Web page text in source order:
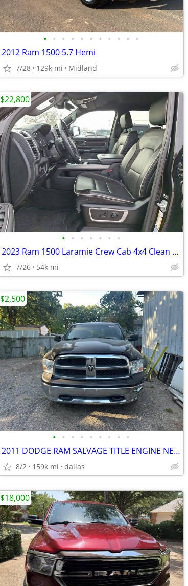
• • • • • • • • • • •
2012 Ram 1500 5.7 Hemi
7/28 129k mi Midland
• • • • • • •
2023 Ram 1500 Laramie Crew Cab 4x4 Clean Low Miles
7/26 54k mi
$22,800
• • • • • • • • •
2011 DODGE RAM SALVAGE TITLE ENGINE NEEDS WORK
8/2 159k mi dallas
$2,500
$18,000